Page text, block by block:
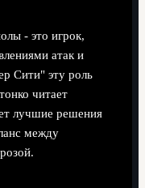
- это игрок,
атак и
Сити" эту роль
читает
лучшие решения
между